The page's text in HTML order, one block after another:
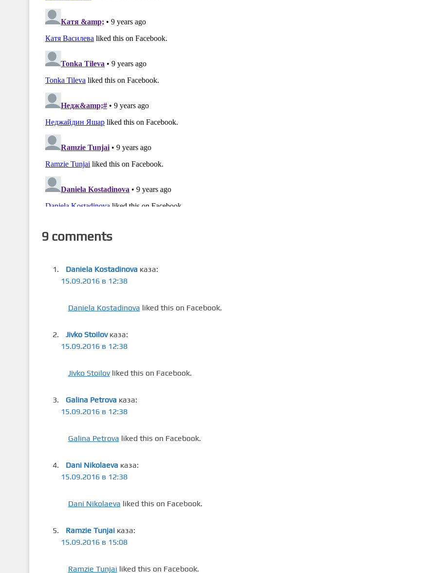
9 comments
Daniela Kostadinova каза:
15.09.2016 в 12:38
Daniela Kostadinova liked this on Facebook.
Jivko Stoilov каза:
15.09.2016 в 12:38
Jivko Stoilovliked this on Facebook.
Galina Petrova каза:
15.09.2016 в 12:38
Galina Petrova liked this on Facebook.
Dani Nikolaeva каза:
15.09.2016 в 12:38
Dani Nikolaeva liked this on Facebook.
Ramzie Tunjai каза:
15.09.2016 в 15:08
Ramzie Tunjai liked this on Facebook.